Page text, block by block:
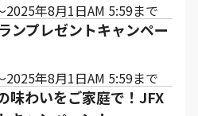
年8月1日AM 5:59まで
ンプレゼントキャンペー
年8月1日AM 5:59まで
味わいをご家庭で！JFX